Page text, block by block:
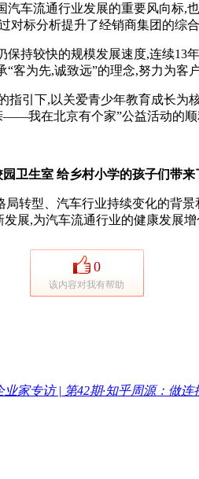
流通行业发展的重要风向标,
标分析提升了经销商集团的综
较快的规模发展速度,连续13
为先,诚致远”的理念,努力为客
引下,以关爱青少年教育成长为
我在北京有个家”公益活动的
园卫生室 给乡村小学的孩子们带来
型、汽车行业持续变化的背
展,为汽车流通行业的健康发展增
0
该内容对我有帮助
业家专访 | 第42期·知乎周源：做